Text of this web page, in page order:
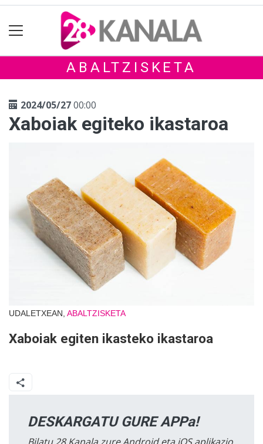
ABALTZISKETA
2024/05/2700:00
Xaboiak egiteko ikastaroa
UDALETXEAN, ABALTZISKETA
Xaboiak egiten ikasteko ikastaroa
DESKARGATU GURE APPa!